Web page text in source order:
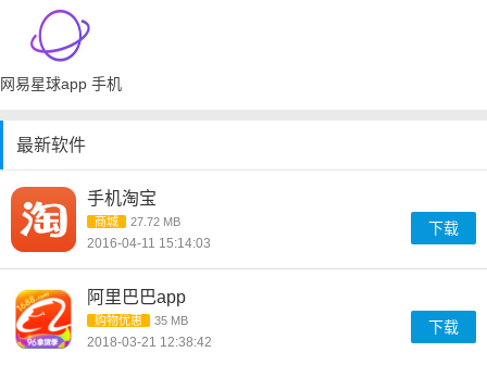
网易星球app 手机下载
最新软件
手机淘宝
商城 27.72 MB
2016-04-11 15:14:03
下载
阿里巴巴app
购物优惠 35 MB
2018-03-21 12:38:42
下载